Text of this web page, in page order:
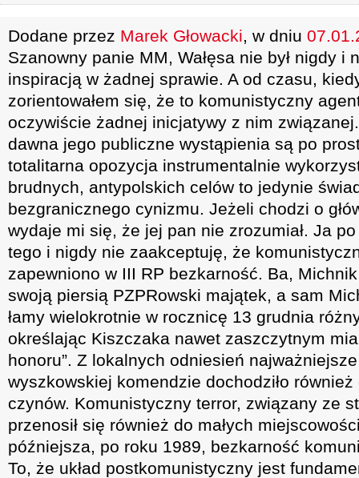
Dodane przez Marek Głowacki, w dniu
Szanowny panie MM, Wałęsa nie był nigdy i
inspiracją w żadnej sprawie. A od czasu,
zorientowałem się, że to komunistyczny
oczywiście żadnej inicjatywy z nim
dawna jego publiczne wystąpienia są po
totalitarna opozycja instrumentalnie
brudnych, antypolskich celów to jedynie
bezgranicznego cynizmu. Jeżeli chodzi o
wydaje mi się, że jej pan nie zrozumiał. Ja
tego i nigdy nie zaakceptuję, że
zapewniono w III RP bezkarność. Ba,
swoją piersią PZPRowski majątek, a sam
łamy wielokrotnie w rocznicę 13 grudnia
określając Kiszczaka nawet zaszczytnym
honoru”. Z lokalnych odniesień
wyszkowskiej komendzie dochodziło
czynów. Komunistyczny terror, związany ze
przenosił się również do małych
późniejsza, po roku 1989, bezkarność
To, że układ postkomunistyczny jest